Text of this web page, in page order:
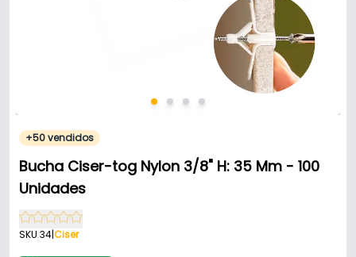
+50 vendidos
Bucha Ciser-tog Nylon 3/8" H: 35 Mm - 100
Unidades
SKU 34|Ciser